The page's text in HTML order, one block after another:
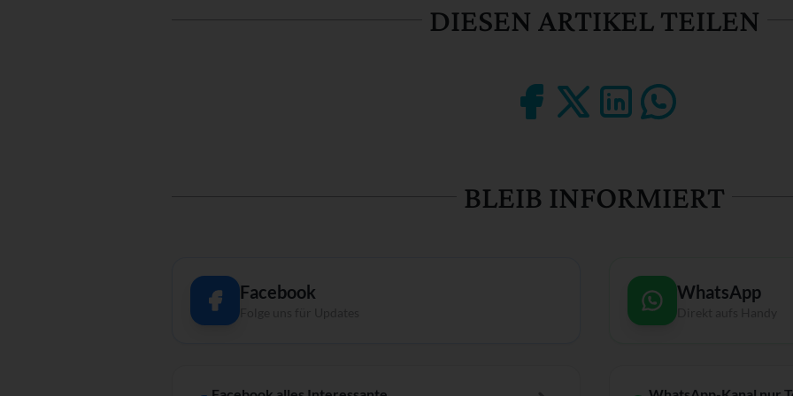
DIESEN ARTIKEL TEILEN
BLEIB INFORMIERT
Facebook
Folge uns für Updates
WhatsApp
Direkt aufs Handy